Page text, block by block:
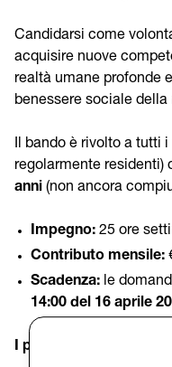
Candidarsi come
acquisire nuove
realtà umane profonde
benessere sociale della
Il bando è rivolto a tutti
regolarmente residenti)
anni (non ancora
Impegno: 25 ore
Contributo mensile:
Scadenza: le
14:00 del 16 aprile
I progetti di Caritas